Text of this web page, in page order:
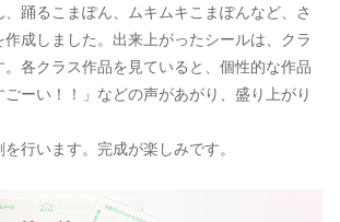
踊るこまぽん、ムキムキこまぽんなど、さ
作成しました。出来上がったシールは、クラ
。各クラス作品を見ていると、個性的な作品
ーい！！」などの声があがり、盛り上がり
行います。完成が楽しみです。